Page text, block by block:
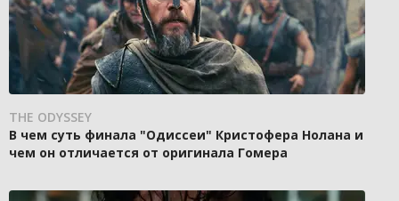
THE ODYSSEY
В чем суть финала "Одиссеи" Кристофера Нолана и
чем он отличается от оригинала Гомера